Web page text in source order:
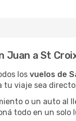
Juan a St
los vuelos de
tu viaje sea
o un auto al
todo en un solo